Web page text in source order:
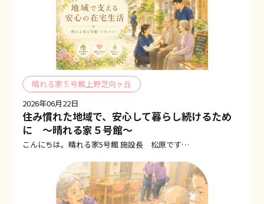
晴れる家５号館上野芝向ヶ丘
2026年06月22日
住み慣れた地域で、安心して暮らし続けるため
に ～晴れる家５号館～
こんにちは。晴れる家5号館 施設長 松原です…